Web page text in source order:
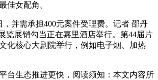
佳女配角。
并需承担400元案件受理费。记者 邵丹
览展销勾当正在嘉里酒店举行。第44届片
化核心大剧院举行，例如电子烟、加热
生态推进更快，阅读须知：本文内容所